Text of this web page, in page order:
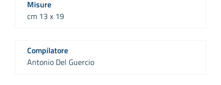
Misure
cm 13 x 19
Compilatore
Antonio Del Guercio